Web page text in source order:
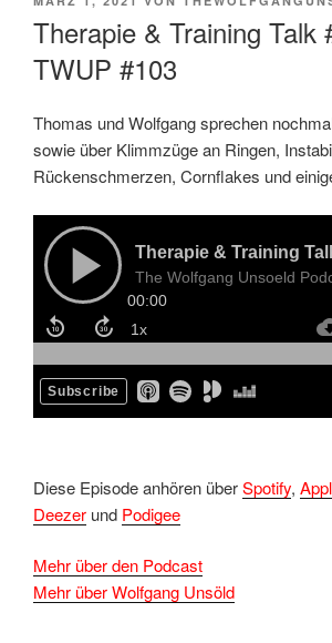
AM
Therapie & Training Talk
TWUP #103
Thomas und Wolfgang sprechen
sowie über Klimmzüge an Ringen,
Rückenschmerzen, Cornflakes und
Diese Episode anhören überSpotify,
Deezer und Podigee
Mehr über den Podcast
Mehr über Wolfgang Unsöld